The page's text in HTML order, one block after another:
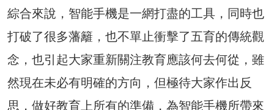
綜合來說，智能手機是一網打盡的工具，同時也
打破了很多藩籬，也不單止衝擊了五育的傳統觀
念，也引起大家重新關注教育應該何去何從，雖
然現在未必有明確的方向，但極待大家作出反
思，做好教育上所有的準備，為智能手機所帶來